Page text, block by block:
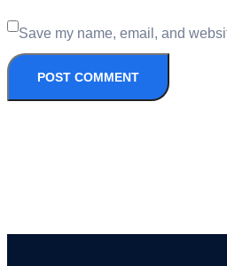
Save my name, email, and